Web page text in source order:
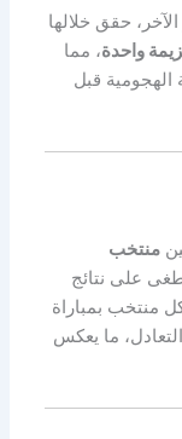
واحدة، مما
الهجومية قبل
منتخب
على نتائج
منتخب بمباراة
ما يعكس